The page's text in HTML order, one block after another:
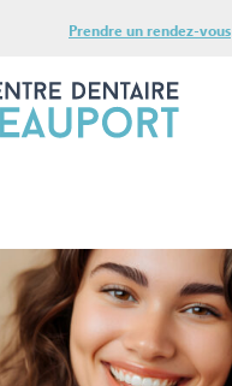
Prendre un rendez-vous